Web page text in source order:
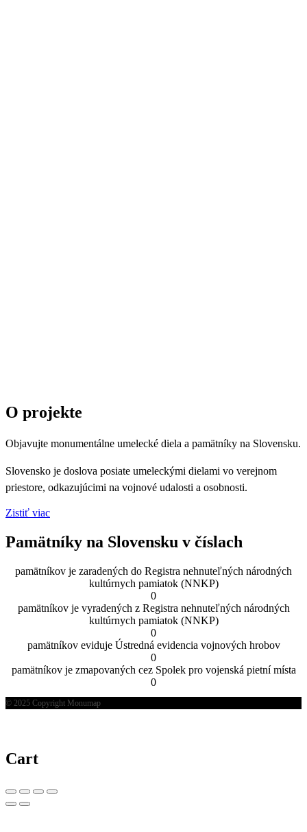
O projekte
Objavujte monumentálne umelecké diela a pamätníky na Slovensku.
Slovensko je doslova posiate umeleckými dielami vo verejnom
priestore, odkazujúcimi na vojnové udalosti a osobnosti.
Zistiť viac
Pamätníky na Slovensku v číslach
pamätníkov je zaradených do Registra nehnuteľných národných
kultúrnych pamiatok (NNKP)
0
pamätníkov je vyradených z Registra nehnuteľných národných
kultúrnych pamiatok (NNKP)
0
pamätníkov eviduje Ústredná evidencia vojnových hrobov
0
pamätníkov je zmapovaných cez Spolek pro vojenská pietní místa
0
© 2025 Copyright Monumap
Cart